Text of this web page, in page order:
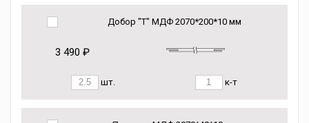
Добор "Т" МДФ 2070*200*10 мм
3 490 ₽
шт. к-т